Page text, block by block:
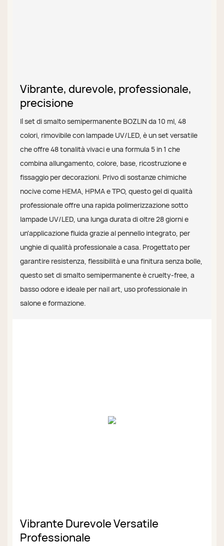
Vibrante, durevole, professionale,
precisione
Il set di smalto semipermanente BOZLIN da 10 ml, 48
colori, rimovibile con lampade UV/LED, è un set versatile
che offre 48 tonalità vivaci e una formula 5 in 1 che
combina allungamento, colore, base, ricostruzione e
fissaggio per decorazioni. Privo di sostanze chimiche
nocive come HEMA, HPMA e TPO, questo gel di qualità
professionale offre una rapida polimerizzazione sotto
lampade UV/LED, una lunga durata di oltre 28 giorni e
un'applicazione fluida grazie al pennello integrato, per
unghie di qualità professionale a casa. Progettato per
garantire resistenza, flessibilità e una finitura senza bolle,
questo set di smalto semipermanente è cruelty-free, a
basso odore e ideale per nail art, uso professionale in
salone e formazione.
Vibrante Durevole Versatile
Professionale